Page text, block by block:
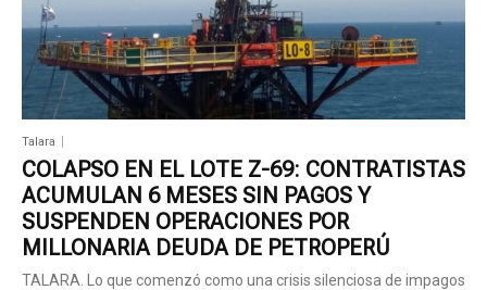
Talara
COLAPSO EN EL LOTE Z-69: CONTRATISTAS
ACUMULAN 6 MESES SIN PAGOS Y
SUSPENDEN OPERACIONES POR
MILLONARIA DEUDA DE PETROPERÚ
TALARA. Lo que comenzó como una crisis silenciosa de impagos